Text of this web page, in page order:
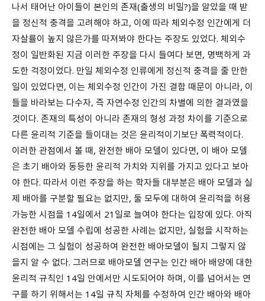
나서 태어난 아이들이 본인의 존재(출생의 비밀?)을 알았을 때 받
을 정신적 충격을 고려해야 하고, 이에 따라 체외수정 인간에게 더
자살률이 높지 않은가를 따져봐야 한다는 주장도 있었다. 체외수
정이 일반화된 지금 이러한 주장을 다시 들여다 보면, 명백하게 과
도한 걱정이었다. 만일 체외수정 인류에게 정신적 충격을 줄 만한
일이 있었다면, 이는 체외수정 인간이 가진 결함 때문이 아니라, 이
들을 바라보는 다수자, 즉 자연수정 인간의 차별에 의한 결과였을
것이다. 존재의 특성이 아니라 존재의 형성 과정 차이를 기준으로
다른 윤리적 기준을 들이대는 것은 윤리적이기보단 폭력적이다.
이러한 관점에서 볼 때, 완전한 배아 모델이 있다면, 이 배아 모델
은 초기 배아와 동등한 윤리적 가치와 지위를 가지고 있다고 보아
야 한다. 따라서 이런 주장을 하는 학자들 대부분은 배아 모델과 실
제 배아를 구분할 필요는 없지만, 둘 모두에 대하여 윤리적을 허용
가능한 시점을 14일에서 21일로 늘여야 한다는 입장에 있다. 아직
완전한 배아 모델 수립에 성공한 사례는 없지만, 실험을 시작하는
시점에는 그 실험이 성공하여 완전한 배아모델이 될지 그렇지 않
을지 알 수 없다. 그러므로 배아모델 연구는 인간 배아 배양에 대한
윤리적 규칙인 14일 안에서만 시도되어야 하며, 이를 넘어서는 연
구를 하기 위해서는 14일 규칙 자체를 수정하여 인간 배아와 배아